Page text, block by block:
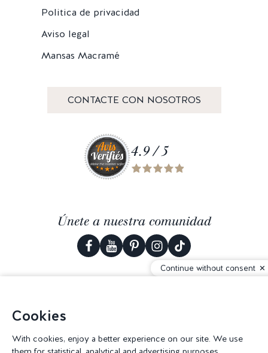
Politica de privacidad
Aviso legal
Mansas Macramé
CONTACTE CON NOSOTROS
4.9 / 5
Únete a nuestra comunidad
Continue without consent
Cookies
With cookies, enjoy a better experience on our site. We use